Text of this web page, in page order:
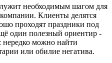
необходимым шагом для
Клиенты делятся
проходят праздники под
один полезный ориентир -
можно найти
или обилие негатива.